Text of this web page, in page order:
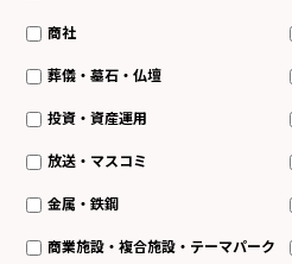
商社
葬儀・墓石・仏壇
投資・資産運用
放送・マスコミ
金属・鉄鋼
商業施設・複合施設・テーマパーク